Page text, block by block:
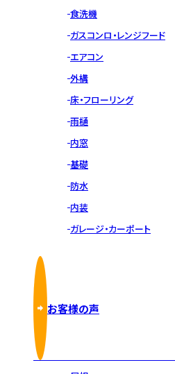
食洗機
ガスコンロ・レンジフード
エアコン
外構
床・フローリング
雨樋
内窓
基礎
防水
内装
ガレージ・カーポート
お客様の声